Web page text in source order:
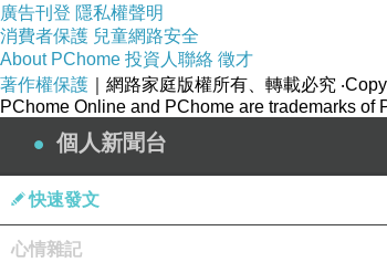
廣告刊登 隱私權聲明
消費者保護 兒童網路安全
About PChome 投資人聯絡 徵才
著作權保護 ｜網路家庭版權所有、轉載必究
PChome Online and PChome are trademarks of
個人新聞台
快速發文
心情雜記